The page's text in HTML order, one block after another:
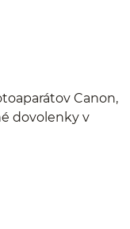
Canon,
dovolenky v